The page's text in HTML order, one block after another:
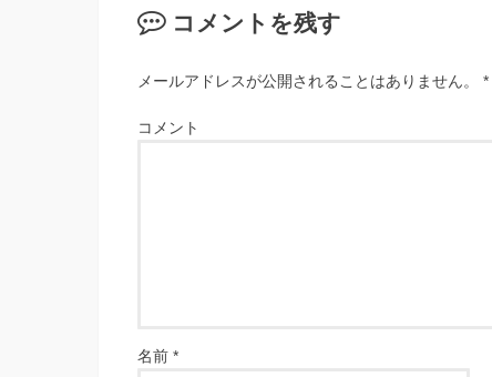
コメントを残す
メールアドレスが公開されることはありません。 *
コメント
名前 *